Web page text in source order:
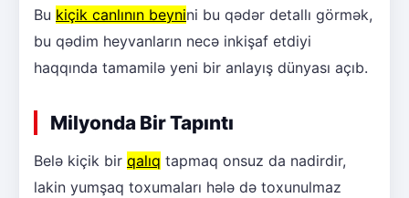
Bu kiçik canlının beynini bu qədər detallı görmək,
bu qədim heyvanların necə inkişaf etdiyi
haqqında tamamilə yeni bir anlayış dünyası açıb.
Milyonda Bir Tapıntı
Belə kiçik bir qalıq tapmaq onsuz da nadirdir,
lakin yumşaq toxumaları hələ də toxunulmaz